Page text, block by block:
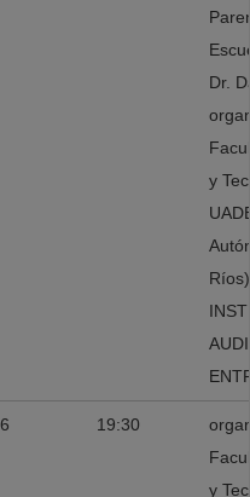
Dr.
y
19:30
y